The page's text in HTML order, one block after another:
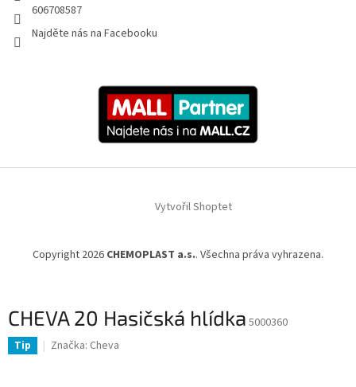
CHEVA 20 Hasičská hlídka 5000360
Tip Značka: Cheva
606708587
Najděte nás na Facebooku
Vytvořil Shoptet
Copyright 2026 CHEMOPLAST a.s.. Všechna práva vyhrazena.